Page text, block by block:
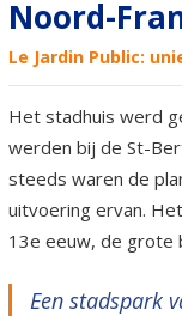
Noord-
Le Jardin Public:
Het stadhuis werd
werden bij de St-
steeds waren de
uitvoering ervan.
13e eeuw, de grote
Een stadspark